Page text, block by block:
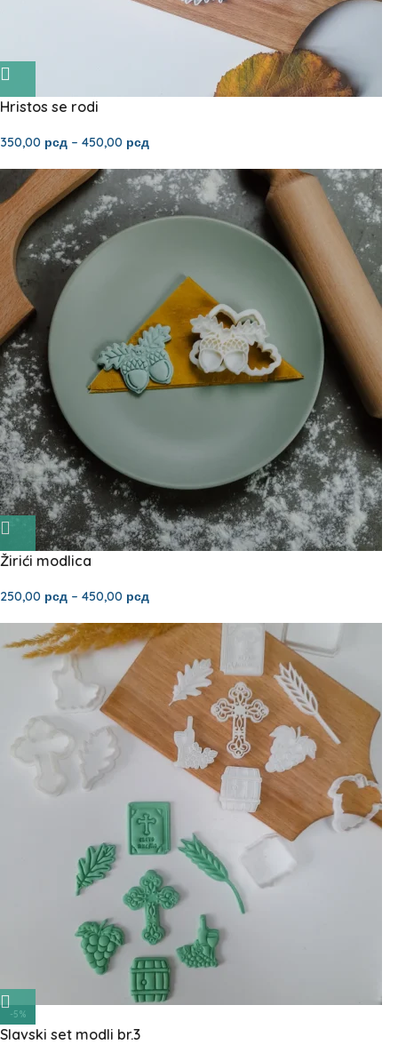
Hristos se rodi
350,00 рсд – 450,00 рсд
Žirići modlica
250,00 рсд – 450,00 рсд
-5%
Slavski set modli br.3